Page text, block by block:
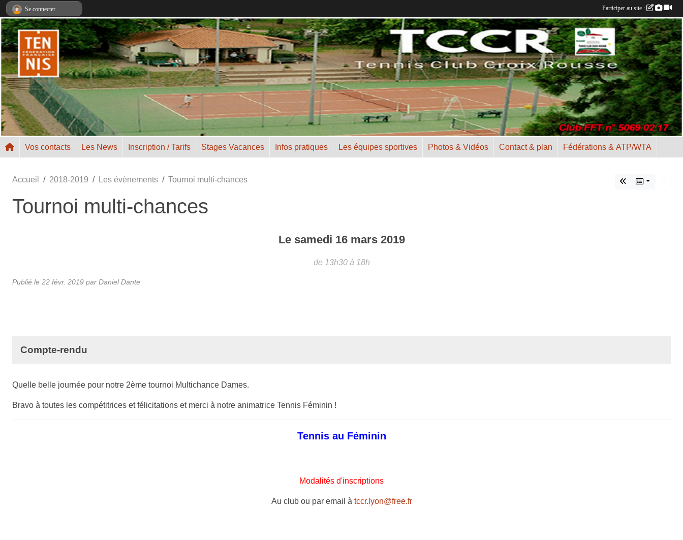
Vos contacts Les News Inscription / Tarifs Stages Vacances Infos pratiques Les équipes sportives Photos & Vidéos Contact & plan Fédérations & ATP/WTA
Accueil 2018-2019 Les évènements Tournoi multi-chances
Tournoi multi-chances
Le samedi 16 mars 2019
de 13h30 à 18h
Publié le 22 févr. 2019 par Daniel Dante
Compte-rendu
Quelle belle journée pour notre 2ème tournoi Multichance Dames.
Bravo à toutes les compétitrices et félicitations et merci à notre animatrice Tennis Féminin !
Tennis au Féminin
Modalités d'inscriptions
Au club ou par email à tccr.lyon@free.fr
Se connecter Participer au site :
Panneau de gestion des cookies